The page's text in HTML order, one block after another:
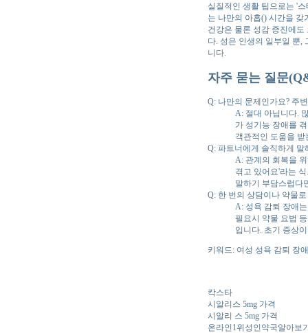
실질적인 생활 팁으로는 '
는 나만의 아홉() 시간을 갖
건강은 물론 성감 증진에
다. 성은 인생의 일부일 뿐,
니다.
자주 묻는 질문
Q: 나만의 문제인가요? 주
A: 절대 아닙니다.
가 성기능 장애를
객관적인 도움을
Q: 파트너에게 솔직하게 말
A: 관계의 회복을
겪고 있어요'라는
말하기 부담스럽다
Q: 한 번의 상담이나 약물
A: 성욕 감퇴 장애
필요시 약물 요법
입니다. 초기 증상
키워드: 여성 성욕 감퇴 장
칵스타
시알리스 5mg 가격
시알리 스 5mg 가격
온라인1위성인약국알아보